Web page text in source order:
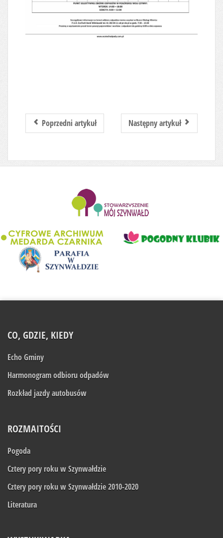
Poprzedni artykuł Następny artykuł
CO, GDZIE, KIEDY
Echo Gminy
Harmonogram odbioru odpadów
Rozkład jazdy autobusów
ROZMAITOŚCI
Pogoda
Cztery pory roku w Szynwałdzie
Cztery pory roku w Szynwałdzie 2010-2020
Literatura